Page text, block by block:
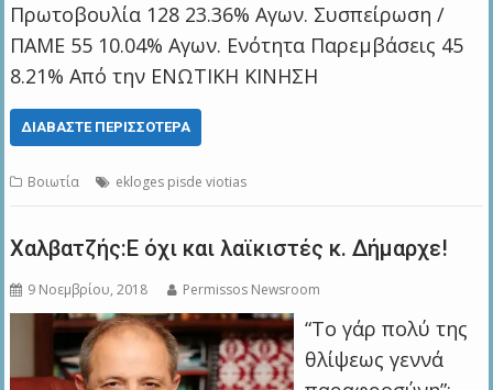
Πρωτοβουλία 128 23.36% Αγων. Συσπείρωση /
ΠΑΜΕ 55 10.04% Αγων. Ενότητα Παρεμβάσεις 45
8.21% Από την ΕΝΩΤΙΚΗ ΚΙΝΗΣΗ
ΔΙΑΒΆΣΤΕ ΠΕΡΙΣΣΌΤΕΡΑ
Βοιωτία ekloges pisde viotias
Xαλβατζής:Ε όχι και λαϊκιστές κ. Δήμαρχε!
9 Νοεμβρίου, 2018 Permissos Newsroom
“Το γάρ πολύ της
θλίψεως γεννά